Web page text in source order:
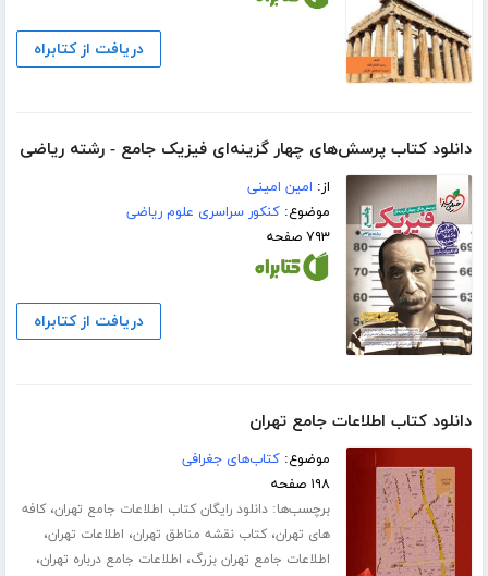
دریافت از کتابراه
دانلود کتاب پرسش‌های چهار گزینه‌ای فیزیک جامع - رشته ریاضی
از: امین امینی
موضوع:کنکور سراسری علوم ریاضی
۷۹۳ صفحه
دریافت از کتابراه
دانلود کتاب اطلاعات جامع تهران
موضوع:کتاب‌های جغرافی
۱۹۸ صفحه
برچسب‌ها:دانلود رایگان کتاب اطلاعات جامع تهران،کافه
های تهران،کتاب نقشه مناطق تهران، اطلاعات تهران،
اطلاعات جامع تهران بزرگ، اطلاعات جامع درباره تهران،